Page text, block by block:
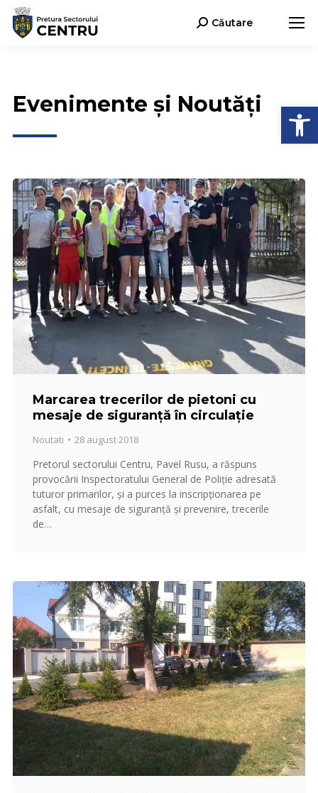
Search:Căutare
Evenimente și Noutăți
Marcarea trecerilor de pietoni cu
mesaje de siguranţă în circulaţie
Noutati 28 august 2018
Pretorul sectorului Centru, Pavel Rusu, a răspuns
provocării Inspectoratului General de Poliţie adresată
tuturor primarilor, şi a purces la inscripţionarea pe
asfalt, cu mesaje de siguranţă şi prevenire, trecerile
de…